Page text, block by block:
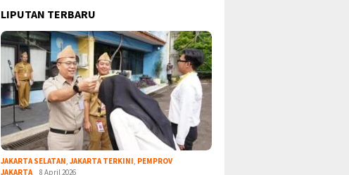
LIPUTAN TERBARU
JAKARTA SELATAN ,JAKARTA TERKINI PEMPROV
JAKARTA
8 April 2026